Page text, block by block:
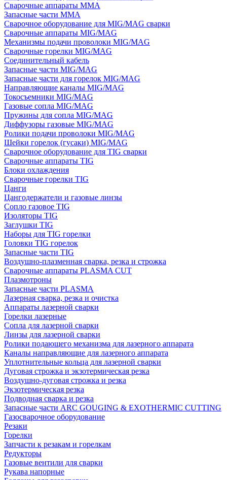
Сварочные аппараты MMA
Запасные части MMA
Сварочное оборудование для MIG/MAG сварки
Сварочные аппараты MIG/MAG
Механизмы подачи проволоки MIG/MAG
Сварочные горелки MIG/MAG
Соединительный кабель
Запасные части MIG/MAG
Запасные части для горелок MIG/MAG
Направляющие каналы MIG/MAG
Токосъемники MIG/MAG
Газовые сопла MIG/MAG
Пружины для сопла MIG/MAG
Диффузоры газовые MIG/MAG
Ролики подачи проволоки MIG/MAG
Шейки горелок (гусаки) MIG/MAG
Сварочное оборудование для TIG сварки
Сварочные аппараты TIG
Блоки охлаждения
Сварочные горелки TIG
Цанги
Цангодержатели и газовые линзы
Сопло газовое TIG
Изоляторы TIG
Заглушки TIG
Наборы для TIG горелки
Головки TIG горелок
Запасные части TIG
Воздушно-плазменная сварка, резка и строжка
Сварочные аппараты PLASMA CUT
Плазмотроны
Запасные части PLASMA
Лазерная сварка, резка и очистка
Аппараты лазерной сварки
Горелки лазерные
Сопла для лазерной сварки
Линзы для лазерной сварки
Ролики подающего механизма для лазерного аппарата
Каналы направляющие для лазерного аппарата
Уплотнительные кольца для лазерной сварки
Дуговая строжка и экзотермическая резка
Воздушно-дуговая строжка и резка
Экзотермическая резка
Подводная сварка и резка
Запасные части ARC GOUGING & EXOTHERMIC CUTTING
Газосварочное оборудование
Резаки
Горелки
Запчасти к резакам и горелкам
Редукторы
Газовые вентили для сварки
Рукава напорные